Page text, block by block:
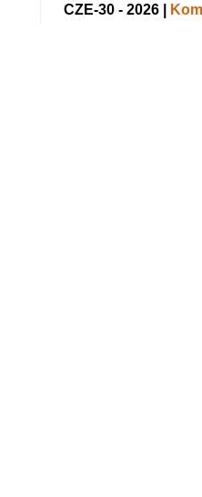
CZE-30 - 2026 |